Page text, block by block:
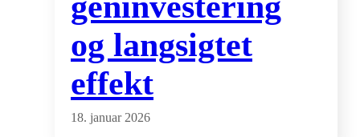
og langsigtet
effekt
18. januar 2026